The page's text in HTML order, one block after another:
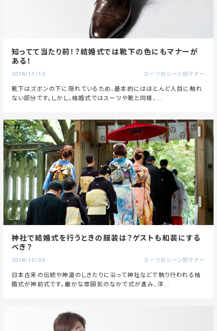
知ってて当たり前！？結婚式では靴下の色にもマナーが
ある！
2018/11/13 スーツのシーン別マナー
靴下はズボンの下に隠れているため、基本的にはほとんど人目に触れ
ない部分です。しかし、結婚式ではスーツや靴と同様、...
神社で結婚式を行うときの服装は？ゲストも和装にする
べき？
2018/10/09 スーツのシーン別マナー
日本古来の伝統や神道のしきたりに沿って神社などで執り行われる結
婚式が神前式です。厳かな雰囲気のなかで式が進み、洋...